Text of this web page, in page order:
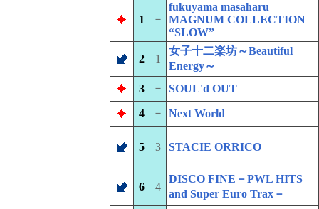
1 －
fukuyama masaharu
MAGNUM COLLECTION
“SLOW”
2 1
女子十二楽坊～Beautiful
Energy～
3
－ SOUL'd OUT
4 － Next World
5 3 STACIE ORRICO
6 4
DISCO FINE－PWL HITS
and Super Euro Trax－